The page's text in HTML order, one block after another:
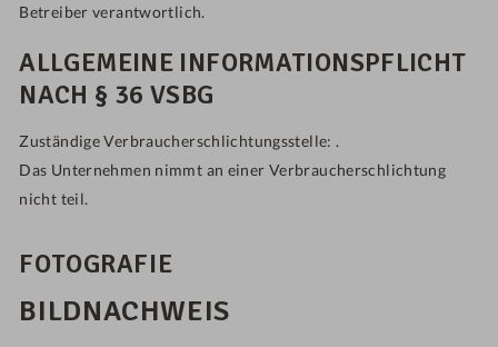
Betreiber verantwortlich.
ALLGEMEINE INFORMATIONSPFLICHT
NACH § 36 VSBG
Zuständige Verbraucherschlichtungsstelle: .
Das Unternehmen nimmt an einer Verbraucherschlichtung
nicht teil.
FOTOGRAFIE
BILDNACHWEIS